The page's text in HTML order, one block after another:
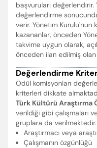
başvuruları değerlendirir.
değerlendirme
verir. Yönetim Kurulu'nun
kazananlar, önceden
takvime uygun olarak,
önceden ilan edilmiş
Değerlendirme
Ödül komisyonları
kriterleri dikkate
Türk Kültürü Araştırma
verildiği gibi çalışmaları
gruplara da verilmektedir.
Araştırmacı veya
Çalışmanın özgünlüğü